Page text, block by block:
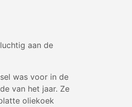
aan de
was voor in de
van het jaar. Ze
oliekoek